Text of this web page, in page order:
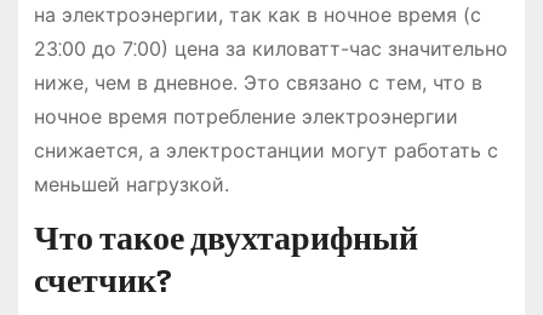
на электроэнергии, так как в ночное время (с
23⁚00 до 7⁚00) цена за киловатт-час значительно
ниже, чем в дневное. Это связано с тем, что в
ночное время потребление электроэнергии
снижается, а электростанции могут работать с
меньшей нагрузкой.
Что такое двухтарифный
счетчик?